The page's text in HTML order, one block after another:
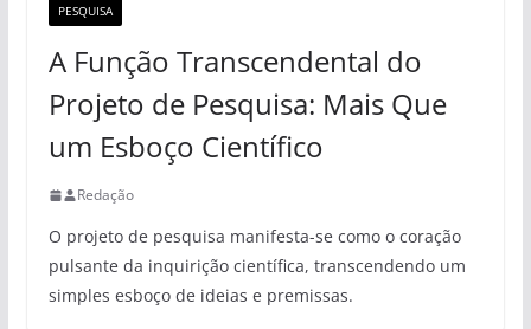
PESQUISA
A Função Transcendental do
Projeto de Pesquisa: Mais Que
um Esboço Científico
Redação
O projeto de pesquisa manifesta-se como o coração
pulsante da inquirição científica, transcendendo um
simples esboço de ideias e premissas.